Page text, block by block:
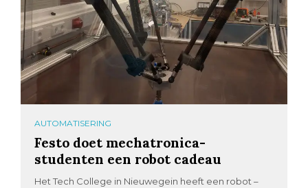
AUTOMATISERING
Festo doet mechatronica-
studenten een robot cadeau
Het Tech College in Nieuwegein heeft een robot –